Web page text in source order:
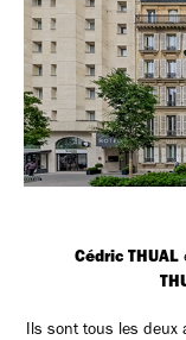
Cédric THUAL
Ils sont tous les deux